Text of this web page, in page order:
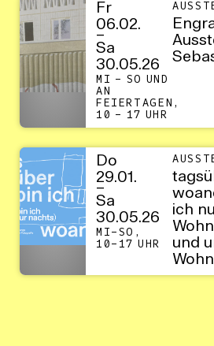
Fr
06.02.
–
Sa
30.05.26
MI – SO UND
AN
FEIERTAGEN,
10 – 17 UHR
Do
29.01.
–
Sa
30.05.26
MI–SO,
10–17 UHR
ich
und